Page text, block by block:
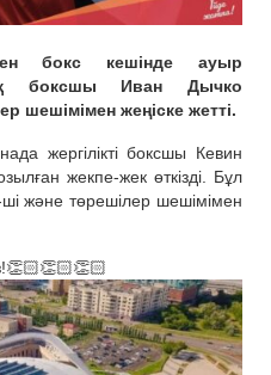
бокс кешінде ауыр
боксшы Иван Дычко
шешімімен жеңіске жетті.
жергілікті боксшы Кевин
жекпе-жек өткізді. Бұл
және төрешілер шешімімен